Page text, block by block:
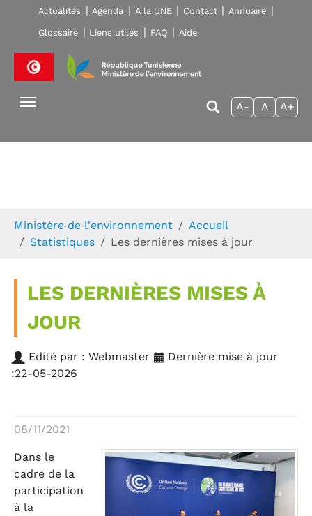
Skip to main navigation
Aller au contenu principal
Skip to page footer
Actualités Agenda A la UNE Contact Annuaire
Glossaire Liens utiles FAQ Aide
A- A A+
Ministère de l'environnement
Accueil
Statistiques
Les dernières mises à jour
LES DERNIÈRES MISES À
JOUR
Edité par : Webmaster
Dernière mise à jour
:22-05-2026
08/11/2021
Dans le
cadre de la
participation
à la